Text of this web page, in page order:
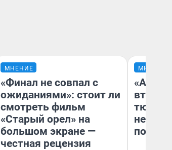
МНЕНИЕ
«Финал не совпал с
ожиданиями»: стоит ли
смотреть фильм
«Старый орел» на
большом экране —
честная рецензия
МНЕНИЕ